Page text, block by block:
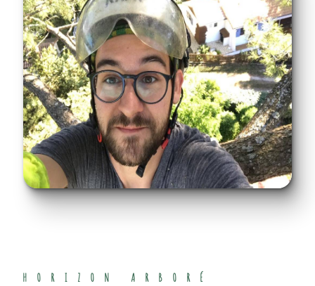
HORIZON ARBORÉ